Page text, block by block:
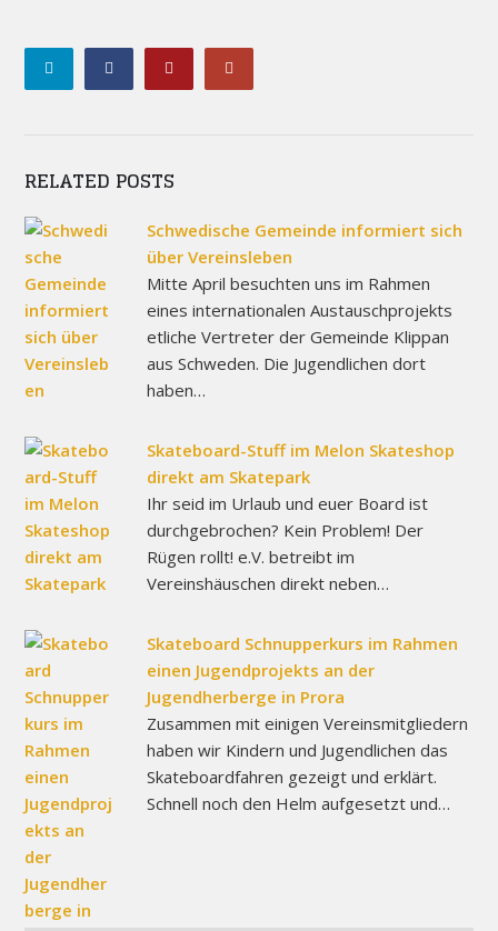
RELATED POSTS
Schwedische Gemeinde informiert sich
über Vereinsleben
Mitte April besuchten uns im Rahmen
eines internationalen Austauschprojekts
etliche Vertreter der Gemeinde Klippan
aus Schweden. Die Jugendlichen dort
haben…
Skateboard-Stuff im Melon Skateshop
direkt am Skatepark
Ihr seid im Urlaub und euer Board ist
durchgebrochen? Kein Problem! Der
Rügen rollt! e.V. betreibt im
Vereinshäuschen direkt neben…
Skateboard Schnupperkurs im Rahmen
einen Jugendprojekts an der
Jugendherberge in Prora
Zusammen mit einigen Vereinsmitgliedern
haben wir Kindern und Jugendlichen das
Skateboardfahren gezeigt und erklärt.
Schnell noch den Helm aufgesetzt und…